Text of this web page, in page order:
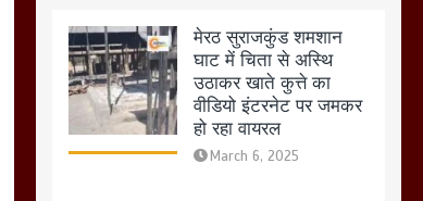
घाट में चिता से अस्थि
उठाकर खाते कुत्ते का
वीडियो इंटरनेट पर जमकर
हो रहा वायरल
March 6, 2025